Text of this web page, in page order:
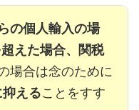
の個人輸入の場
えた場合、関税
場合は念のために
えることをすす